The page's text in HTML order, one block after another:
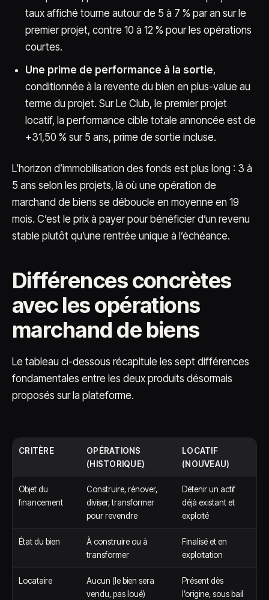
taux affiché tourne autour de 5 à 7 % par an sur le
premier projet, contre 10 à 12 % pour les opérations
courtes.
Une prime de performance à la sortie,
conditionnée à la revente du bien en plus-value au
terme du projet. Sur Le Club, le premier projet
locatif, la performance cible totale annoncée est de
+31,50 % sur 5 ans, prime de sortie incluse.
L’horizon d’immobilisation des fonds est plus long : 3 à
5 ans selon les projets, là où une opération de
marchand de biens se déboucle en moyenne en 19
mois. C’est le prix à payer pour bénéficier d’un revenu
stable plutôt qu’une rentrée unique à l’échéance.
Différences concrètes
avec les opérations
marchand de biens
Le tableau ci-dessous récapitule les sept différences
fondamentales entre les deux produits désormais
proposés sur la plateforme.
CRITÈRE
OPÉRATIONS
(HISTORIQUE)
LOCATIF
(NOUVEAU)
Objet du
financement
Construire, rénover,
diviser, transformer
pour revendre
Détenir un actif
déjà existant et
exploité
État du bien
À construire ou à
transformer
Finalisé et en
exploitation
Locataire
Aucun (le bien sera
vendu, pas loué)
Présent dès
l’origine, sous bail